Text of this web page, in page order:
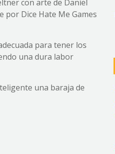
con arte de Daniel
Dice Hate Me Games
para tener los
una dura labor
una baraja de